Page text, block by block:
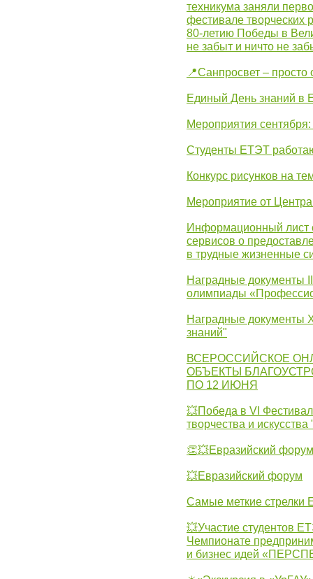
техникума заняли
фестивале
80-летию Победы в
не забыт и ничто не
📍Санпросвет –
Единый День знаний в
Мероприятия
Студенты ЕТЭТ
Конкурс рисунков на
Мероприятие от
Информационный лист
сервисов о
в трудные жизненные
Наградные документы
олимпиады
Наградные документы
знаний"
ВСЕРОССИЙСКОЕ
ОБЪЕКТЫ
ПО 12 ИЮНЯ
💥Победа в VI
творчества и
👏💥Евразийский форум
💥Евразийский форум
Самые меткие стрелки
💥Участие студентов
Чемпионате
и бизнес идей